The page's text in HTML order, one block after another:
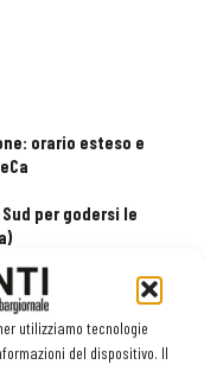
utilizziamo tecnologie
del dispositivo. Il
orario esteso e
per godersi le
del turismo chiedono